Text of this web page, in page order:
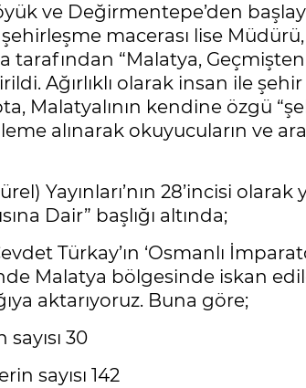
ve Değirmentepe’den
şehirleşme macerası lise
tarafından “Malatya,
Ağırlıklı olarak insan ile şehir
Malatyalının kendine özgü
alınarak okuyucuların ve
Yayınları’nın 28’incisi olarak
Dair” başlığı altında;
Türkay’ın ‘Osmanlı
Malatya bölgesinde iskan
aktarıyoruz. Buna göre;
30
sayısı 142